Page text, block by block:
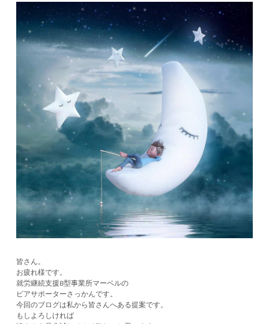
皆さん。
お疲れ様です。
就労継続支援B型事業所マーベルの
ピアサポーターさっかんです。
今回のブログは私から皆さんへある提案です。
もしよろしければ